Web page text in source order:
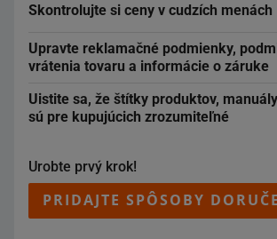
doručenia, za ktoré zaplatíte priamo
ponukami, ktoré chcete zdieľať na
na zdieľanie na danom trhu.
Skontrolujte si ceny v cudzích menách
V ponukách odoslaných na zdieľanie
cenové pravidlo Prevodník cien . Ceny
alebo prostredníctvom API.
Upravte reklamačné podmienky,
vrátenia tovaru a informácie o záruke
Nastavte
podmienky vrátenia
tak, aby sa
všetky trhy, na ktorých predávate. Tieto
preložíme do iných jazykov automaticky.
záruk. Preklady skontrolujte a prípadne
Uistite sa, že štítky produktov,
sú pre kupujúcich zrozumiteľné
sa, žeštítky a manuály
uistite, že vystavujete faktúry v správnom
Kupujúci ich vďaka tomu jednoducho
sa častým otázkam po nákupe.
Urobte prvý krok!
PRIDAJTE SPÔSOBY